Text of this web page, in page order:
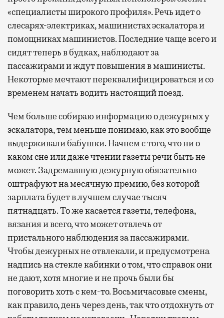
«специалисты широкого профиля». Речь идет о
слесарях-электриках, машинистах эскалатора и
помощниках машинистов. Последние чаще всего и
сидят теперь в будках, наблюдают за
пассажирами и ждут повышения в машинисты.
Некоторые мечтают переквалифицироваться и со
временем начать водить настоящий поезд.
Чем больше собираю информацию о дежурных у
эскалатора, тем меньше понимаю, как это вообще
выдерживали бабушки. Начнем с того, что ни о
каком сне или даже чтении газеты речи быть не
может. Задремавшую дежурную обязательно
оштрафуют на месячную премию, без которой
зарплата будет в лучшем случае тысяч
пятнадцать. То же касается газеты, телефона,
вязания и всего, что может отвлечь от
пристального наблюдения за пассажирами.
Чтобы дежурных не отвлекали, и предусмотрена
надпись на стекле кабинки о том, что справок они
не дают, хотя многие и не прочь были бы
поговорить хоть с кем-то. Восьмичасовые смены,
как правило, день через день, так что отдохнуть от